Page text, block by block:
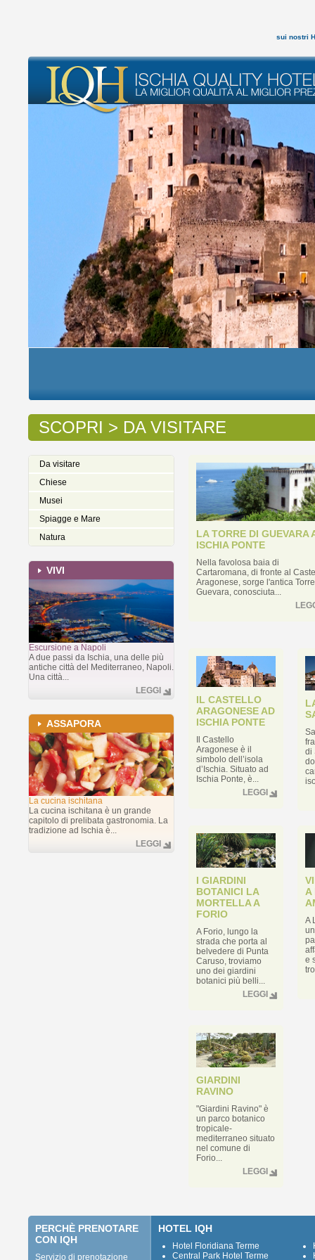
sui nostri
SCOPRI > DA VISITARE
LA TORRE DI GUEVARA
ISCHIA PONTE
Nella favolosa baia di
Cartaromana, di fronte al
Aragonese, sorge l'antica
Guevara, conosciuta...
IL CASTELLO
ARAGONESE AD
ISCHIA PONTE
Il Castello
Aragonese è il
simbolo dell’isola
d’Ischia. Situato ad
Ischia Ponte, è...
LEGGI
di
I GIARDINI
BOTANICI LA
MORTELLA A
FORIO
A Forio, lungo la
strada che porta al
belvedere di Punta
Caruso, troviamo
uno dei giardini
botanici più belli...
LEGGI
A
A
e
GIARDINI
RAVINO
"Giardini Ravino" è
un parco botanico
tropicale-
mediterraneo situato
nel comune di
Forio...
LEGGI
Da visitare
Chiese
Musei
Spiagge e Mare
Natura
VIVI
Escursione a Napoli
A due passi da Ischia, una delle più
antiche città del Mediterraneo, Napoli.
Una città...
LEGGI
ASSAPORA
La cucina ischitana
La cucina ischitana è un grande
capitolo di prelibata gastronomia. La
tradizione ad Ischia è...
LEGGI
PERCHÈ PRENOTARE
CON IQH
Servizio di prenotazione
HOTEL IQH
Hotel Floridiana Terme
Central Park Hotel Terme